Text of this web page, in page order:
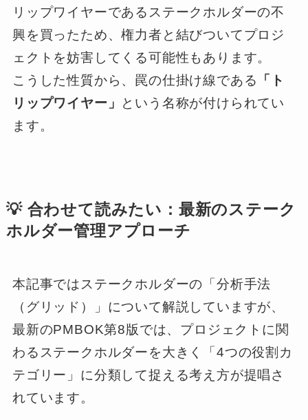
リップワイヤーであるステークホルダーの不
興を買ったため、権力者と結びついてプロジ
ェクトを妨害してくる可能性もあります。
こうした性質から、罠の仕掛け線である
「ト
リップワイヤー」
という名称が付けられてい
ます。
💡 合わせて読みたい：最新のステーク
ホルダー管理アプローチ
本記事ではステークホルダーの「分析手法
（グリッド）」について解説していますが、
最新のPMBOK第8版では、プロジェクトに関
わるステークホルダーを大きく「4つの役割カ
テゴリー」に分類して捉える考え方が提唱さ
れています。